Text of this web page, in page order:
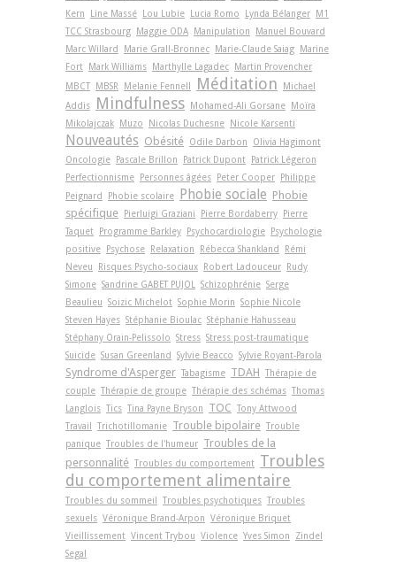
Kern
Line Massé Lou Lubie Lucia Romo Lynda Bélanger M1
TCC Strasbourg Maggie ODA Manipulation
Manuel Bouvard
Marc Willard
Marie Grall-Bronnec Marie-Claude Saiag Marine
Fort Mark Williams Marthylle Lagadec Martin Provencher
MBCT MBSR Melanie Fennell Méditation
Michael
Addis
Mindfulness Mohamed-Ali Gorsane Moïra
Mikolajczak Muzo Nicolas Duchesne Nicole Karsenti
Nouveautés Obésité Odile Darbon
Olivia Hagimont
Oncologie Pascale Brillon Patrick Dupont Patrick Légeron
Perfectionnisme Personnes âgées Peter Cooper Philippe
Peignard
Phobie scolaire Phobie sociale Phobie
spécifique Pierluigi Graziani Pierre Bordaberry Pierre
Taquet Programme Barkley Psychocardiologie Psychologie
positive Psychose Relaxation Rébecca Shankland
Rémi
Neveu
Risques Psycho-sociaux Robert Ladouceur Rudy
Simone Sandrine GABET PUJOL Schizophrénie Serge
Beaulieu Soizic Michelot Sophie Morin Sophie Nicole
Steven Hayes Stéphanie Bioulac Stéphanie Hahusseau
Stéphany Orain-Pelissolo Stress Stress post-traumatique
Suicide Susan Greenland Sylvie Beacco Sylvie Royant-Parola
Syndrome d'Asperger Tabagisme TDAH Thérapie de
couple Thérapie de groupe Thérapie des schémas Thomas
Langlois Tics Tina Payne Bryson TOC Tony Attwood
Travail Trichotillomanie Trouble bipolaire Trouble
panique Troubles de l'humeur Troubles de la
personnalité Troubles du comportement Troubles
du comportement alimentaire
Troubles du sommeil Troubles psychotiques Troubles
sexuels Véronique Brand-Arpon Véronique Briquet
Vieillissement Vincent Trybou Violence Yves Simon
Zindel
Segal